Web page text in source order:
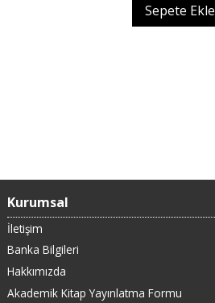
Sepete Ekle
Kurumsal
İletişim
Banka Bilgileri
Hakkımızda
Akademik Kitap Yayınlatma Formu